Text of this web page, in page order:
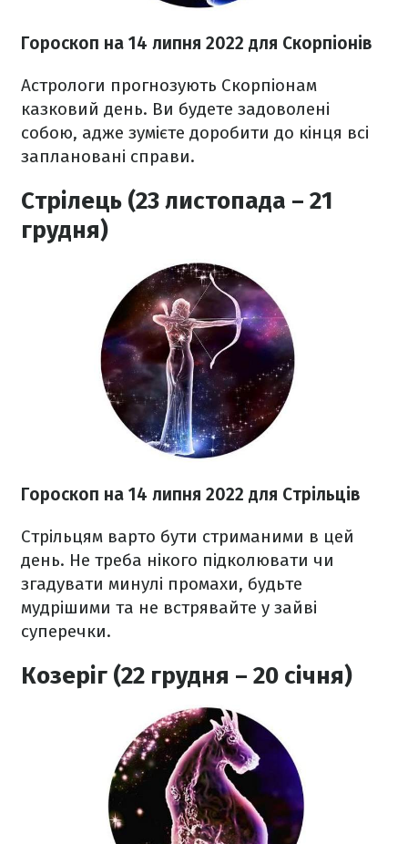
Гороскоп на 14 липня 2022 для Скорпіонів
Астрологи прогнозують Скорпіонам
казковий день. Ви будете задоволені
собою, адже зумієте доробити до кінця всі
заплановані справи.
Стрілець (23 листопада – 21
грудня)
Гороскоп на 14 липня 2022 для Стрільців
Стрільцям варто бути стриманими в цей
день. Не треба нікого підколювати чи
згадувати минулі промахи, будьте
мудрішими та не встрявайте у зайві
суперечки.
Козеріг (22 грудня – 20 січня)